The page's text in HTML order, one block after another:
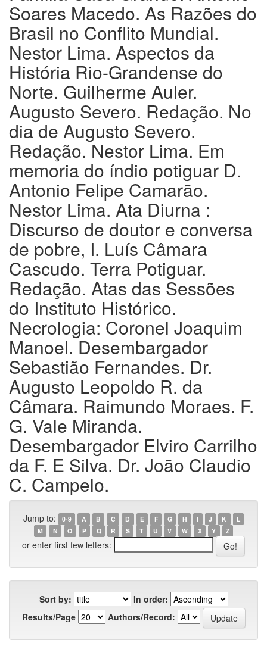
Soares Macedo. As Razões do
Brasil no Conflito Mundial.
Nestor Lima. Aspectos da
História Rio-Grandense do
Norte. Guilherme Auler.
Augusto Severo. Redação. No
dia de Augusto Severo.
Redação. Nestor Lima. Em
memoria do índio potiguar D.
Antonio Felipe Camarão.
Nestor Lima. Ata Diurna :
Discurso de doutor e conversa
de pobre, I. Luís Câmara
Cascudo. Terra Potiguar.
Redação. Atas das Sessões
do Instituto Histórico.
Necrologia: Coronel Joaquim
Manoel. Desembargador
Sebastião Fernandes. Dr.
Augusto Leopoldo R. da
Câmara. Raimundo Moraes. F.
G. Vale Miranda.
Desembargador Elviro Carrilho
da F. E Silva. Dr. João Claudio
C. Campelo.
Jump to: 0-9 A B C D E F G H I J K
L
M
N O P Q R S T U V W X Y Z
or enter first few letters:
Sort by:
In order:
Results/Page
Authors/Record: